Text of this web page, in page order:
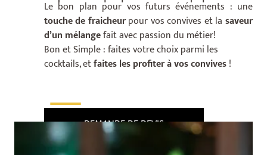
Le bon plan pour vos futurs événements : une
touche de fraicheurpour vos convives et la saveur
d’un mélangefait avec passion du métier!
Bon et Simple : faites votre choix parmi les
cocktails, etfaites les profiter à vos convives!
___
DEMANDE DE DEVIS